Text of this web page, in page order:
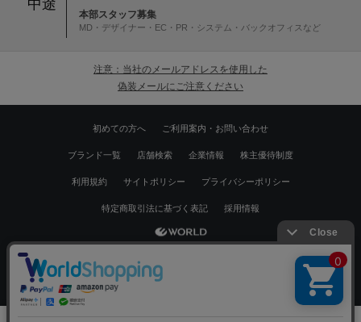
絞り込む
中途
本部スタッフ募集
MD・デザイナー・EC・PR・システム・バックオフィスなど
注意：当社のメールアドレスを使用した
偽装メールにご注意ください
初めての方へ ご利用案内・お問い合わせ
ブランド一覧 店舗検索 企業情報 株主優待制度
利用規約 サイトポリシー プライバシーポリシー
特定商取引法に基づく表記 採用情報